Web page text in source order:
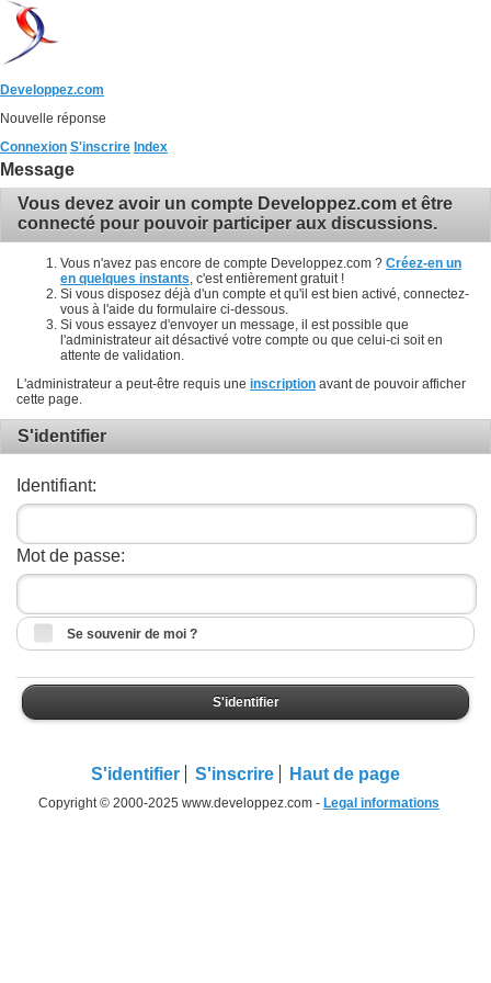
Developpez.com
Nouvelle réponse
Connexion S'inscrire Index
Message
Vous devez avoir un compte Developpez.com et être
connecté pour pouvoir participer aux discussions.
Vous n'avez pas encore de compte Developpez.com ? Créez-en un
en quelques instants , c'est entièrement gratuit !
Si vous disposez déjà d'un compte et qu'il est bien activé, connectez-
vous à l'aide du formulaire ci-dessous.
Si vous essayez d'envoyer un message, il est possible que
l'administrateur ait désactivé votre compte ou que celui-ci soit en
attente de validation.
L'administrateur a peut-être requis une inscription avant de pouvoir afficher
cette page.
S'identifier
Identifiant:
Mot de passe:
Se souvenir de moi ?
S'identifier
S'identifier S'inscrire Haut de page
Copyright © 2000-2025 www.developpez.com - Legal informations